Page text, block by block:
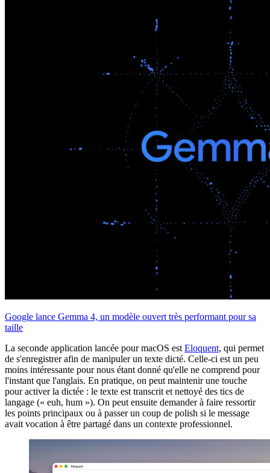
Google lance Gemma 4, un modèle ouvert très performant pour sa
taille
La seconde application lancée pour macOS est Eloquent, qui permet
de s'enregistrer afin de manipuler un texte dicté. Celle-ci est un peu
moins intéressante pour nous étant donné qu'elle ne comprend pour
l'instant que l'anglais. En pratique, on peut maintenir une touche
pour activer la dictée : le texte est transcrit et nettoyé des tics de
langage (« euh, hum »). On peut ensuite demander à faire ressortir
les points principaux ou à passer un coup de polish si le message
avait vocation à être partagé dans un contexte professionnel.